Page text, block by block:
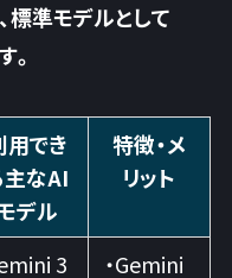
準モデルとして
。
用でき
主なAI
デル
特徴・メ
リット
3 ・Gemini